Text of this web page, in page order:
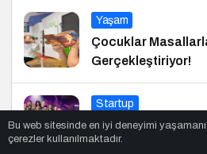
Yaşam
Çocuklar
Gerçekleştiriyor!
Startup
Balkan E-Ticaret
Elçisi Belli Oldu
Bu web sitesinde en iyi deneyimi
çerezler kullanılmaktadır.